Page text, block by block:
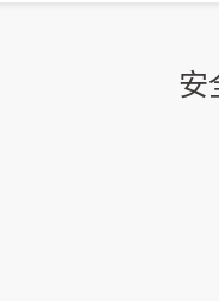
安